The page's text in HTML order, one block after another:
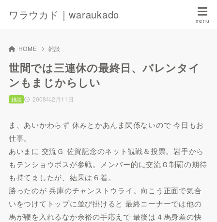
ワラウカド｜waraukado
HOME 雑談
世間では三連休の最終日、バレンタイ
ンもまじからしい
2008年2月11日
雑談
ま、あいかわらず 休みとかあんま関係ないので 今日もお
仕事。
あいまに 交流Ｇ 佐賀記念のネット観戦＆投票。岩手から
もテンショウボスが参戦。メンバー的に交流Ｇ制覇の期待
も持てましたが、結果は６着。
勝ったのが 兵庫のチャンストウライ。向こう正面で気合
いをつけてトップに並び掛けると 最終コーナーでは他の
馬が鞭を入れるなか余裕の手応えで 最後は４馬身差の快